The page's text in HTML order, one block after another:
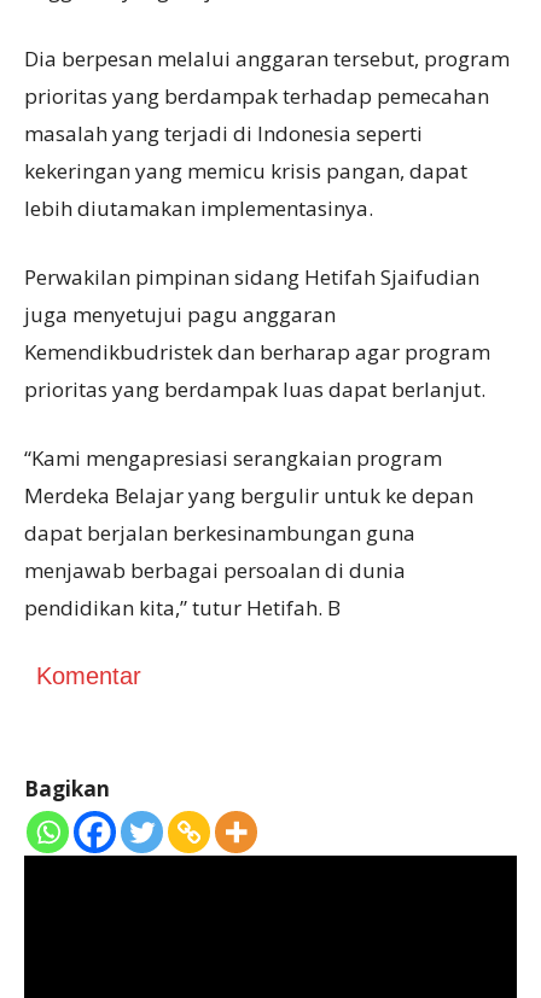
Dia berpesan melalui anggaran tersebut, program
prioritas yang berdampak terhadap pemecahan
masalah yang terjadi di Indonesia seperti
kekeringan yang memicu krisis pangan, dapat
lebih diutamakan implementasinya.
Perwakilan pimpinan sidang Hetifah Sjaifudian
juga menyetujui pagu anggaran
Kemendikbudristek dan berharap agar program
prioritas yang berdampak luas dapat berlanjut.
“Kami mengapresiasi serangkaian program
Merdeka Belajar yang bergulir untuk ke depan
dapat berjalan berkesinambungan guna
menjawab berbagai persoalan di dunia
pendidikan kita,” tutur Hetifah. B
Komentar
Bagikan